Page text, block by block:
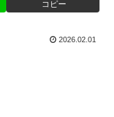
コピー
2026.02.01